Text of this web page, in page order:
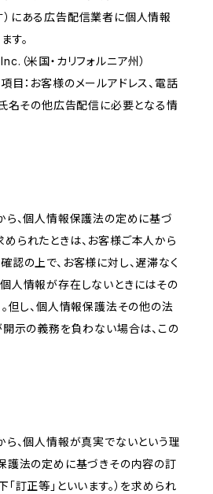
にある広告配信業者に個人情報
す。
米国・カリフォルニア州）
目：お客様のメールアドレス、電話
名その他広告配信に必要となる情
ら、個人情報保護法の定めに基づ
られたときは、お客様ご本人から
認の上で、お客様に対し、遅滞なく
人情報が存在しないときにはその
。但し、個人情報保護法その他の法
開示の義務を負わない場合は、この
ら、個人情報が真実でないという理
護法の定めに基づきその内容の訂
訂正等」といいます。）を求められ